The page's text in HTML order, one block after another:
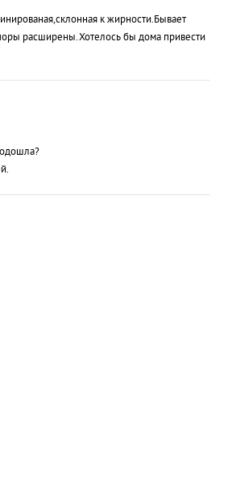
к жирности.Бывает
расширены.Хотелось бы дома привести